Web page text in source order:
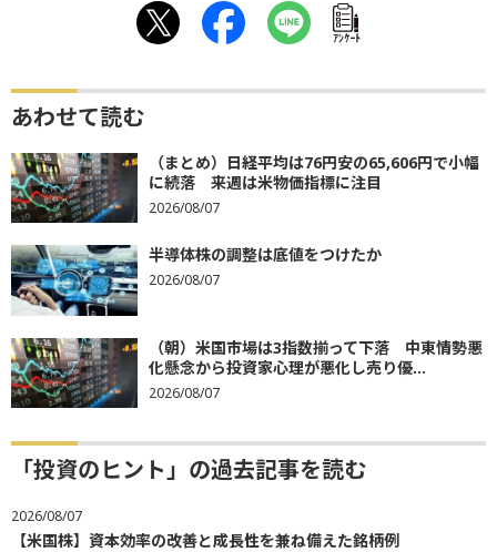
ｱﾝｹｰﾄ
あわせて読む
（まとめ）日経平均は76円安の65,606円で小幅
に続落 来週は米物価指標に注目
2026/08/07
半導体株の調整は底値をつけたか
2026/08/07
（朝）米国市場は3指数揃って下落 中東情勢悪
化懸念から投資家心理が悪化し売り優...
2026/08/07
「投資のヒント」の過去記事を読む
2026/08/07
【米国株】資本効率の改善と成長性を兼ね備えた銘柄例